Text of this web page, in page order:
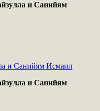
и Санийям
и Санийям